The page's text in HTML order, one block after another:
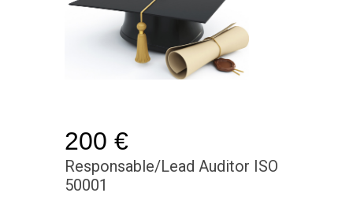
200 €
Responsable/Lead Auditor ISO
50001